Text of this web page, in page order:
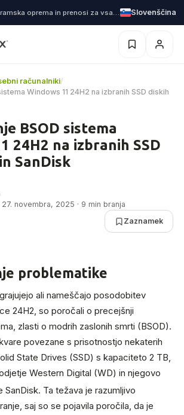
Slovenščina
računalniki/
Windows 11 24H2 na izbranih SSD diskih
BSOD sistema
24H2 na izbranih SSD
SanDisk
novembra, 2025 · 9 min branja
Zaznamek
problematike
ali nameščajo posodobitev
24H2, so poročali o precejšnji
zlasti o modrih zaslonih smrti (BSOD).
povezane s prisotnostjo nekaterih
State Drives (SSD) s kapaciteto 2 TB,
Western Digital (WD) in njegovo
SanDisk. Ta težava je razumljivo
saj so se pojavila poročila, da je